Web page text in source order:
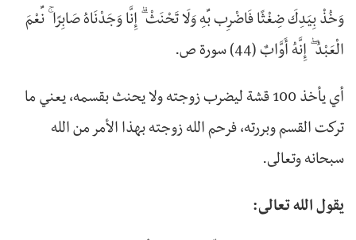
وَخُذْ بِيَدِكَ ضِغْثًا فَاضْرِب بِّهِ وَلَا تَحْنَثْ ۗ إِنَّا وَجَدْنَاهُ صَابِرًا ۚ نِّعْمَ
الْعَبْدُ ۖ إِنَّهُ أَوَّابٌ (44) سورة ص.
أي يأخذ 100 قشة ليضرب زوجته ولا يحنث بقسمه، يعني ما
تركت القسم وبررته، فرحم الله زوجته بهذا الأمر من الله
سبحانه وتعالى.
يقول الله تعالى: